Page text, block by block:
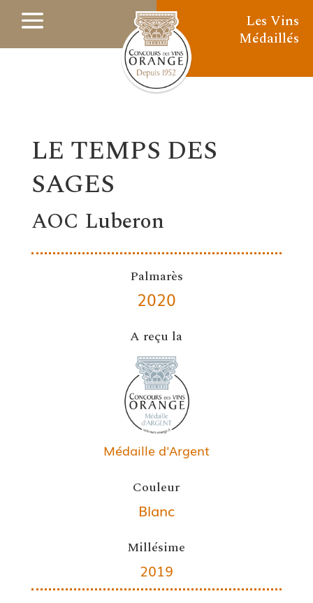
Les Vins
Médaillés
LE TEMPS DES
SAGES
AOC Luberon
Palmarès
2020
A reçu la
Médaille d'Argent
Couleur
Blanc
Millésime
2019